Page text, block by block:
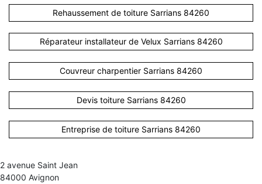
Rehaussement de toiture Sarrians 84260
Réparateur installateur de Velux Sarrians 84260
Couvreur charpentier Sarrians 84260
Devis toiture Sarrians 84260
Entreprise de toiture Sarrians 84260
2 avenue Saint Jean
84000 Avignon